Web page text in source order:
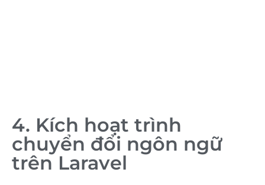
4. Kích hoạt trình
chuyển đổi ngôn ngữ
trên Laravel